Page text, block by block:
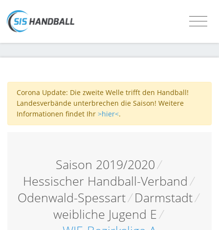
Corona Update: Die zweite Welle trifft den Handball!
Landesverbände unterbrechen die Saison! Weitere
Informationen findet Ihr >hier<.
Saison 2019/2020/
Hessischer Handball-Verband/
Odenwald-Spessart/ Darmstadt/
weibliche Jugend E/